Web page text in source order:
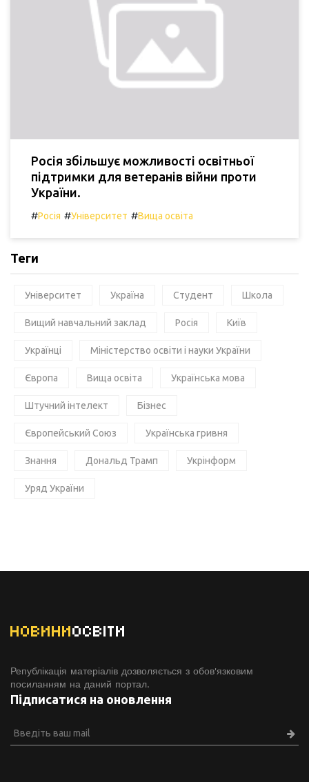
Росія збільшує можливості освітньої
підтримки для ветеранів війни проти
України.
#Росія #Університет #Вища освіта
Теги
Університет Україна Студент Школа
Вищий навчальний заклад Росія Київ
Українці Міністерство освіти і науки України
Європа Вища освіта Українська мова
Штучний інтелект Бізнес
Європейський Союз Українська гривня
Знання Дональд Трамп Укрінформ
Уряд України
НОВИНИОСВІТИ
Републікація матеріалів дозволяється з обов'язковим
посиланням на даний портал.
Підписатися на оновлення